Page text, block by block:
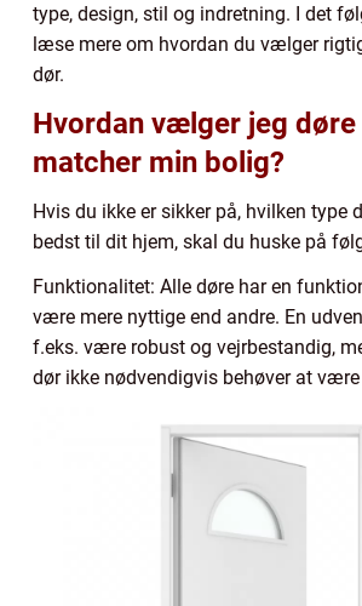
type, design, stil og indretning. I det
læse mere om hvordan du vælger
dør.
Hvordan vælger jeg døre
matcher min bolig?
Hvis du ikke er sikker på, hvilken type
bedst til dit hjem, skal du huske på
Funktionalitet: Alle døre har en
være mere nyttige end andre. En
f.eks. være robust og vejrbestandig,
dør ikke nødvendigvis behøver at være